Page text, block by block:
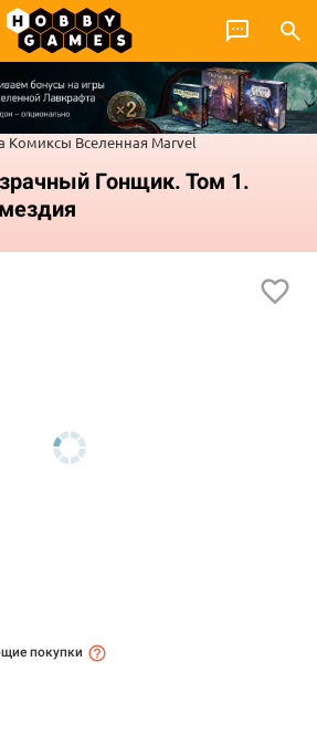
Комиксы Вселенная Marvel
Гонщик. Том 1.
покупки